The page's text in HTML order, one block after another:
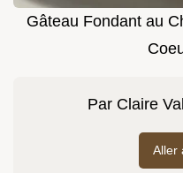
Gâteau Fondant au
Par Claire
Aller